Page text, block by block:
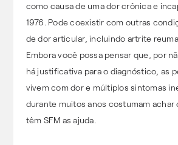
como causa de uma dor crônica e
1976. Pode coexistir com outras
de dor articular, incluindo artrite
Embora você possa pensar que, por
há justificativa para o diagnóstico, as
vivem com dor e múltiplos sintomas
durante muitos anos costumam achar
têm SFM as ajuda.